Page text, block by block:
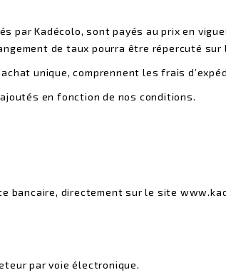
par Kadécolo, sont payés au prix en
de taux pourra être répercuté sur
unique, comprennent les frais
en fonction de nos conditions.
bancaire, directement sur le site
par voie électronique.